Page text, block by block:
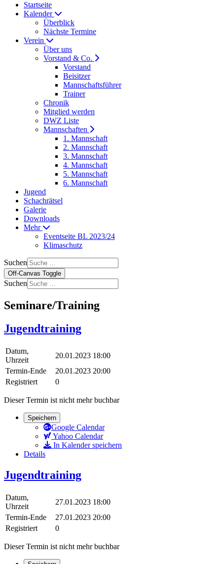
Startseite
Kalender
Überblick
Nächste Termine
Verein
Über uns
Vorstand & Co.
Vorstand
Beisitzer
Mannschaftsführer
Trainer
Chronik
Mitglied werden
DWZ Liste
Mannschaften
1. Mannschaft
2. Mannschaft
3. Mannschaft
4. Mannschaft
5. Mannschaft
6. Mannschaft
Jugend
Schachrätsel
Galerie
Downloads
Mehr
Eventseite BL 2023/24
Klimaschutz
Suchen
Off-Canvas Toggle
Suchen
Seminare/Training
Jugendtraining
Datum,
Uhrzeit
20.01.2023 18:00
Termin-Ende
20.01.2023 20:00
Registriert
0
Dieser Termin ist nicht mehr buchbar
Speichern
Google Calendar
Yahoo Calendar
In Kalender speichern
Details
Jugendtraining
Datum,
Uhrzeit
27.01.2023 18:00
Termin-Ende
27.01.2023 20:00
Registriert
0
Dieser Termin ist nicht mehr buchbar